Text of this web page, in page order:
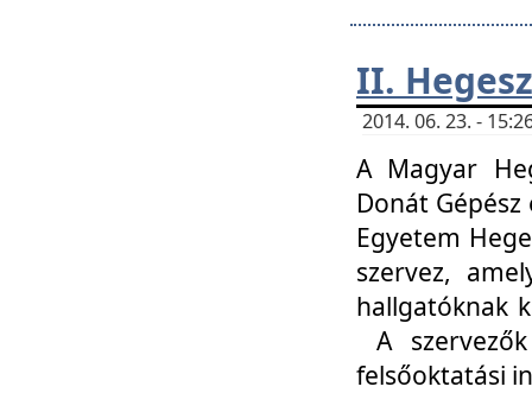
II.
2014. 06. 23. -
A Magyar
Donát
Egyetem
szervez,
hallgatóknak
A
felsőoktatási